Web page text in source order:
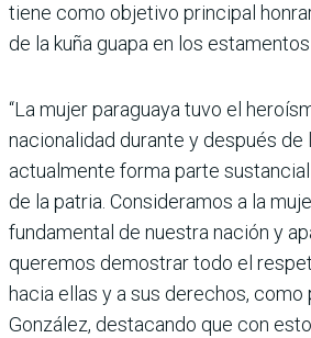
tiene como objetivo principal
de la kuña guapa en los
“La mujer paraguaya tuvo el
nacionalidad durante y después de
actualmente forma parte
de la patria. Consideramos a la
fundamental de nuestra nación y
queremos demostrar todo el
hacia ellas y a sus derechos, como
González, destacando que con